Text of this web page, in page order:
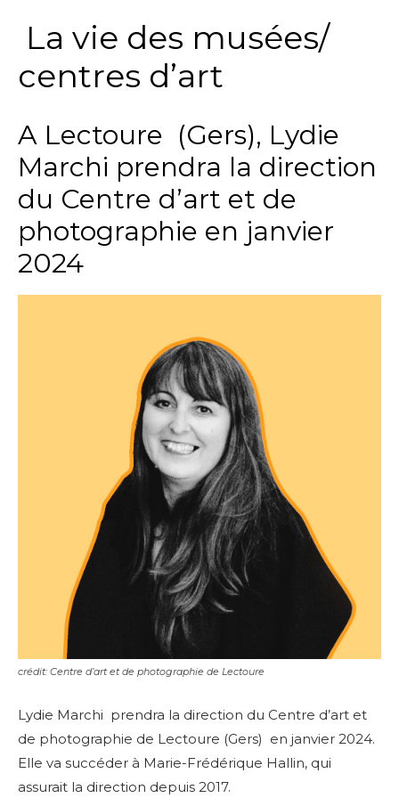
La vie des musées/
centres d’art
A Lectoure (Gers), Lydie
Marchi prendra la direction
du Centre d’art et de
photographie en janvier
2024
crédit: Centre d’art et de photographie de Lectoure
Lydie Marchi prendra la direction du Centre d’art et
de photographie de Lectoure (Gers) en janvier 2024.
Elle va succéder à Marie-Frédérique Hallin, qui
assurait la direction depuis 2017.